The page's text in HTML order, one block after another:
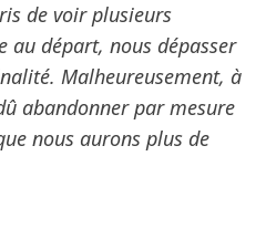
de voir plusieurs
au départ, nous dépasser
Malheureusement, à
abandonner par mesure
nous aurons plus de